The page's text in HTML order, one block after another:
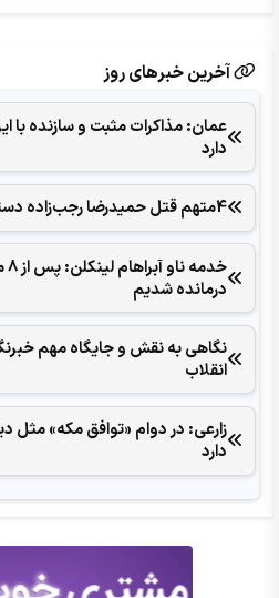
آخرین خبرهای روز
عمان: مذاکرات مثبت و سازنده با
دارد
4متهم قتل حمیدرضا رجب‌زاده دستگیر شدند
درمانده‌ شدیم
نگاهی به نقش و جایگاه مهم
انقلاب
زارعی: در دوام «توافق مکه» مثل
دارد